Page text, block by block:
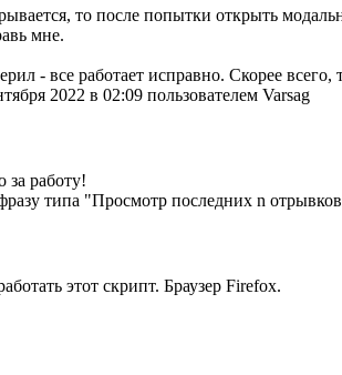
то после попытки открыть
мне.
- все работает исправно. Скорее
2022 в 02:09 пользователем Varsag
за работу!
типа "Просмотр последних n
этот скрипт. Браузер Firefox.